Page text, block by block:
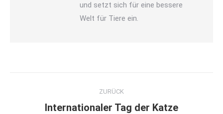
und setzt sich für eine bessere
Welt für Tiere ein.
Kommentarnavigation
ZURÜCK
Vorheriger
Internationaler Tag der Katze